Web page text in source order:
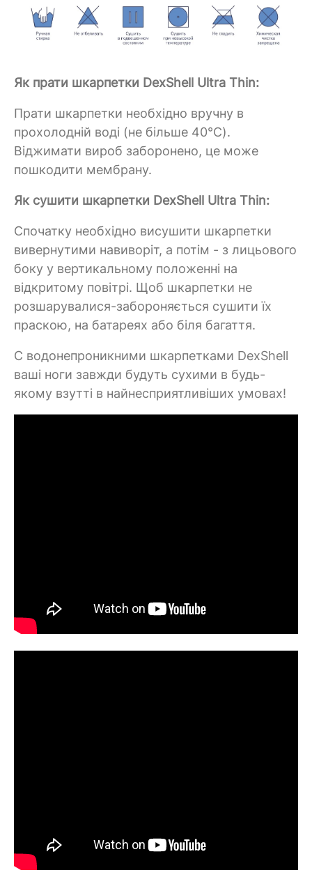
Як прати шкарпетки DexShell Ultra Thin:
Прати шкарпетки необхідно вручну в
прохолодній воді (не більше 40°C).
Віджимати вироб заборонено, це може
пошкодити мембрану.
Як сушити шкарпетки DexShell Ultra Thin:
Спочатку необхідно висушити шкарпетки
вивернутими навиворіт, а потім - з лицьового
боку у вертикальному положенні на
відкритому повітрі. Щоб шкарпетки не
розшарувалися-забороняється сушити їх
праскою, на батареях або біля багаття.
C водонепроникними шкарпетками DexShell
ваші ноги завжди будуть сухими в будь-
якому взутті в найнесприятливіших умовах!